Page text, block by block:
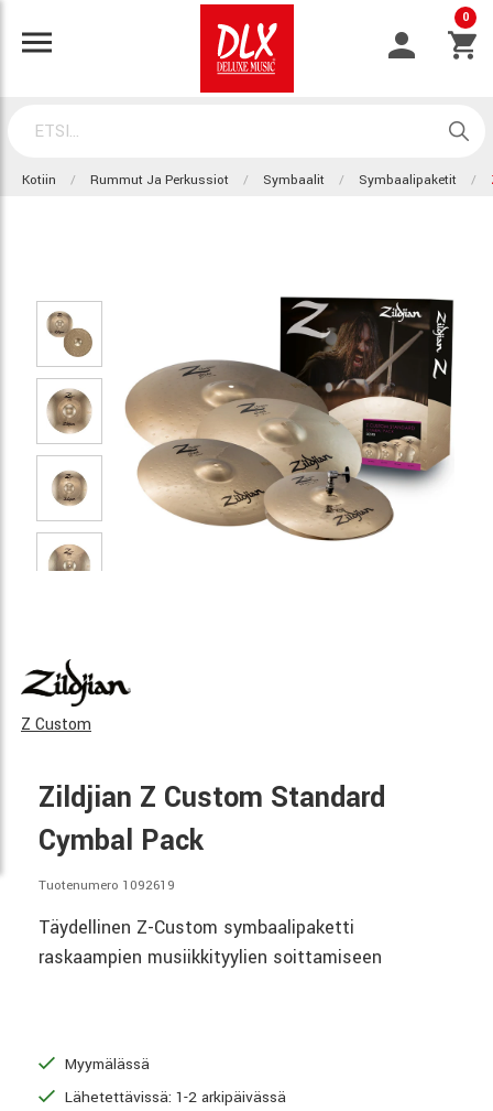
0
Kotiin Rummut Ja Perkussiot Symbaalit Symbaalipaketit
Z Custom
Zildjian Z Custom Standard
Cymbal Pack
Tuotenumero 1092619
Täydellinen Z-Custom symbaalipaketti
raskaampien musiikkityylien soittamiseen
Myymälässä
Lähetettävissä: 1-2 arkipäivässä